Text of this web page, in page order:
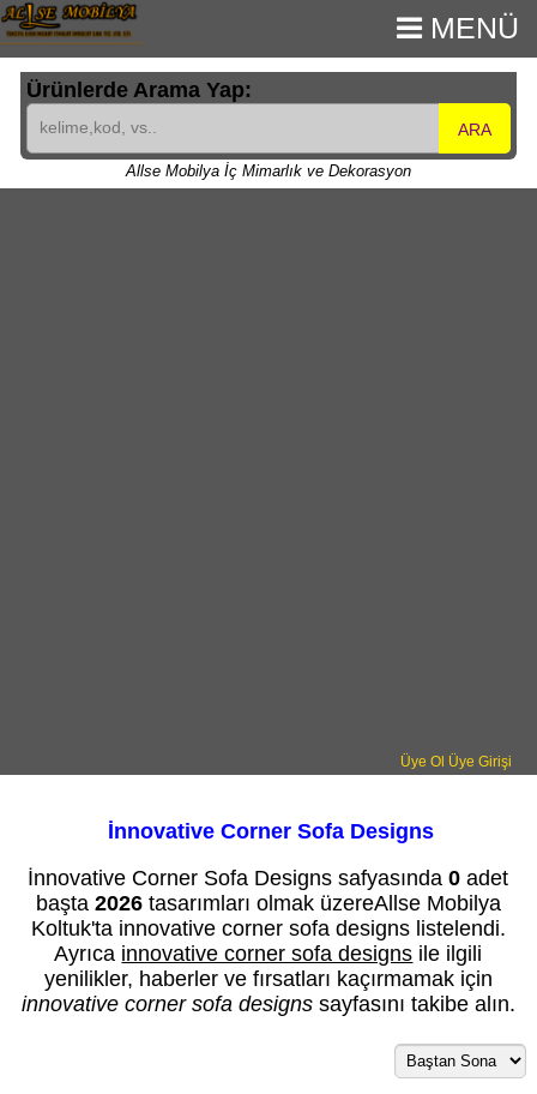
MENÜ
Ürünlerde Arama Yap:
ARA
Allse Mobilya İç Mimarlık ve Dekorasyon
Üye Ol Üye Girişi
İnnovative Corner Sofa Designs
İnnovative Corner Sofa Designs safyasında0 adet
başta 2026tasarımları olmak üzereAllse Mobilya
Koltuk'ta innovative corner sofa designs listelendi.
Ayrıca innovative corner sofa designs ile ilgili
yenilikler, haberler ve fırsatları kaçırmamak için
innovative corner sofa designssayfasını takibe alın.